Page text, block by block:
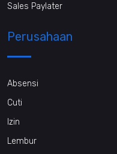
Sales Paylater
Perusahaan
Absensi
Cuti
Izin
Lembur